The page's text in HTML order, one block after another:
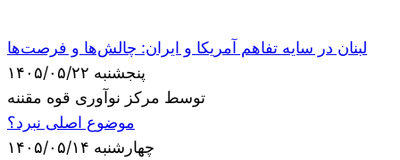
لبنان در سایه تفاهم آمریکا و ایران: چالش‌ها و فرصت‌ها
پنجشنبه ۱۴۰۵/۰۵/۲۲
توسط مرکز نوآوری قوه مقننه
موضوع اصلی نبرد؟
چهارشنبه ۱۴۰۵/۰۵/۱۴